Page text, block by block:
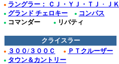
● ラングラー： ＣＪ・ＹＪ・ＴＪ ・ ＪＫ
● グランド チェロキー ● コンパス
● コマンダー ● リバティ
クライスラー
● ３００/３００Ｃ ● ＰＴクルーザー
● タウン＆カントリー